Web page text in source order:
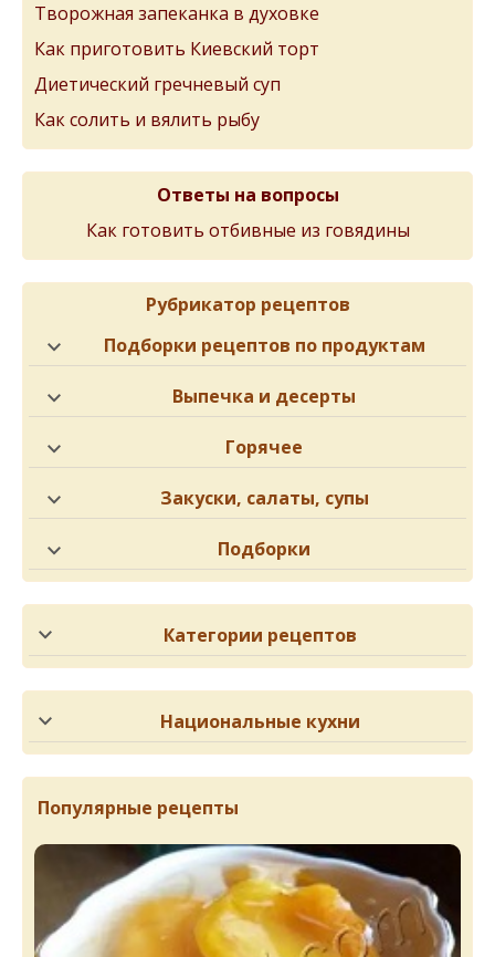
Творожная запеканка в духовке
Как приготовить Киевский торт
Диетический гречневый суп
Как солить и вялить рыбу
Ответы на вопросы
Как готовить отбивные из говядины
Рубрикатор рецептов
Подборки рецептов по продуктам
Выпечка и десерты
Горячее
Закуски, салаты, супы
Подборки
Категории рецептов
Национальные кухни
Популярные рецепты